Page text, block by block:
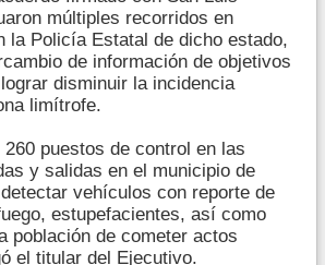
múltiples recorridos en
la Policía Estatal de dicho estado,
de información de objetivos
disminuir la incidencia
limítrofe.
puestos de control en las
y salidas en el municipio de
vehículos con reporte de
estupefacientes, así como
población de cometer actos
el titular del Ejecutivo.